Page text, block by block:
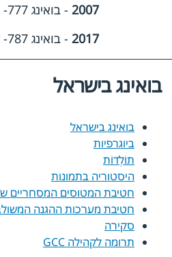
2007 - בואינג 777- מטוס הנוסעים הדו-מנועי בעל הטווח הארוך בעולם בשרות אל על
2017 - בואינג 787- דרימליינר- מטוס הדור החדש במטוסי נוסעים- בקרוב בשרות חברת אל על
בואינג בישראל
בואינג בישראל
ביוגרפיות
תוֹלְדוֹת
היסטוריה בתמונות
חטיבת המטוסים המסחריים
חטיבת מערכות ההגנה
סקירה
תרומה לקהילה GCC